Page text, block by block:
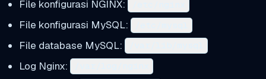
File konfigurasi NGINX:
File konfigurasi MySQL:
File database MySQL:
Log Nginx: